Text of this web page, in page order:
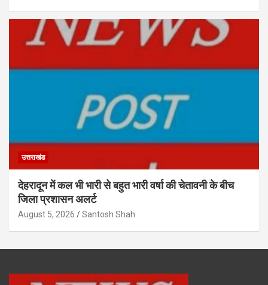
उत्तराखंड
देहरादून में कल भी भारी से बहुत भारी वर्षा की चेतावनी के बीच
जिला प्रशासन अलर्ट
August 5, 2026 Santosh Shah